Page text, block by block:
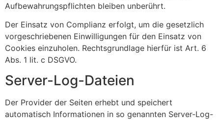
Aufbewahrungspflichten bleiben unberührt.
Der Einsatz von Complianz erfolgt, um die gesetzlich
vorgeschriebenen Einwilligungen für den Einsatz von
Cookies einzuholen. Rechtsgrundlage hierfür ist Art. 6
Abs. 1 lit. c DSGVO.
Server-Log-Dateien
Der Provider der Seiten erhebt und speichert
automatisch Informationen in so genannten Server-Log-